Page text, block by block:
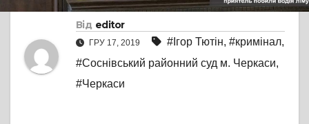
Від editor
ГРУ 17, 2019 #Ігор Тютін, #кримінал,
#Соснівський районний суд м. Черкаси,
#Черкаси